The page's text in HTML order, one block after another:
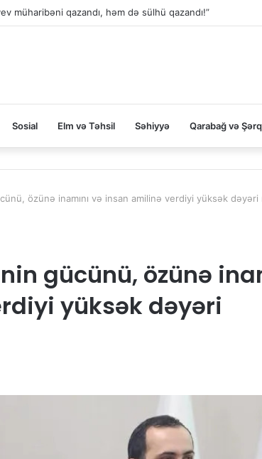
müharibəni qazandı, həm də sülhü qazandı!”
Sosial Elm və Təhsil Səhiyyə Qarabağ və
özünə inamını və insan amilinə verdiyi yüksək dəyəri
gücünü, özünə
yüksək dəyəri